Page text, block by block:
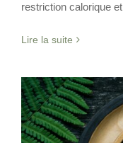
restriction calorique et
Lire la suite